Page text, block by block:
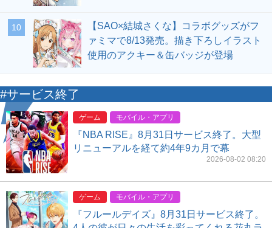
10
【SAO×結城さくな】コラボグッズがフ
ァミマで8/13発売。描き下ろしイラスト
使用のアクキー＆缶バッジが登場
#サービス終了
ゲーム モバイル・アプリ
『NBA RISE』8月31日サービス終了。大型
リニューアルを経て約4年9カ月で幕
2026-08-02 08:20
ゲーム モバイル・アプリ
『フルールデイズ』8月31日サービス終了。